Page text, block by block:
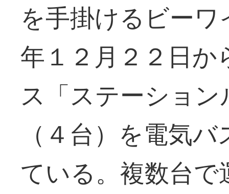
を手掛けるビー
年１２月２２日か
ス「ステーショ
（４台）を電気
ている。複数台